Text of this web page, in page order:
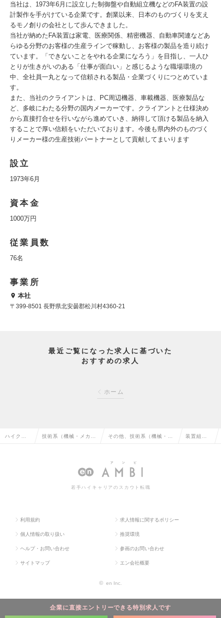
当社は、1973年6月に設立した制御盤や自動組立機などのFA装置の設
計製作を手がけている企業です。創業以来、日本のものづくりを支え
るモノ創りの会社として歩んできました。
当社が納めたFA装置は家電、医療関係、精密機器、自動車関連などあ
らゆる分野のお客様の生産ラインで稼動し、お客様の製品を造り続け
ています。「できないことをやれる企業になろう」を目指し、一人ひ
とりが生きがいのある「仕事が面白い」と感じるような職場環境の
中、全社員一丸となって信頼される製品・企業づくりにつとめていま
す。
また、当社のクライアントは、PC周辺機器、車載機器、医療製品な
ど、多岐にわたる分野の国内メーカーです。クライアントと仕様決め
から直接打合せを行いながら進めていき、納得して頂ける製品を納入
することで厚い信頼をいただいております。今後も県内外のものづく
りメーカー様の生産技術パートナーとして貢献してまいります
設立
1973年6月
資本金
1000万円
従業員数
76名
事業所
本社
〒399-8501 長野県北安曇郡松川村4360-21
最近ご覧になった求人に基づいた
おすすめの求人
ホーム
企業に直接エントリーできる特別求人です
ハイクラ 技術系（機械・メカト その他、技術系（機械・メ 装置組立
若手ハイキャリアのスカウト転職
利用規約 求人情報に関するポリシー
個人情報の取り扱い 推奨環境
ヘルプ・お問い合わせ 参画のお問い合わせ
サイトマップ エン会社概要
© en Inc.